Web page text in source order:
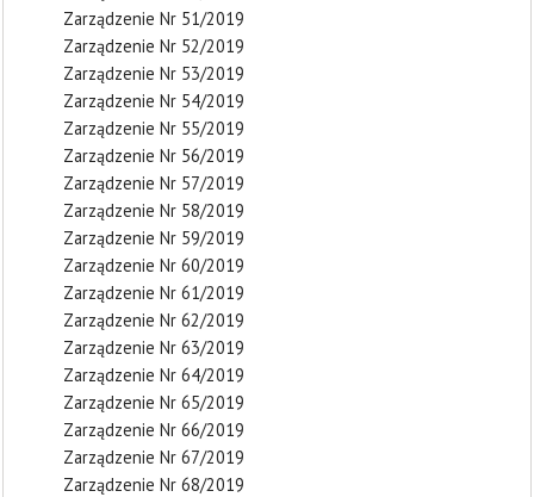
Zarządzenie Nr 51/2019
Zarządzenie Nr 52/2019
Zarządzenie Nr 53/2019
Zarządzenie Nr 54/2019
Zarządzenie Nr 55/2019
Zarządzenie Nr 56/2019
Zarządzenie Nr 57/2019
Zarządzenie Nr 58/2019
Zarządzenie Nr 59/2019
Zarządzenie Nr 60/2019
Zarządzenie Nr 61/2019
Zarządzenie Nr 62/2019
Zarządzenie Nr 63/2019
Zarządzenie Nr 64/2019
Zarządzenie Nr 65/2019
Zarządzenie Nr 66/2019
Zarządzenie Nr 67/2019
Zarządzenie Nr 68/2019